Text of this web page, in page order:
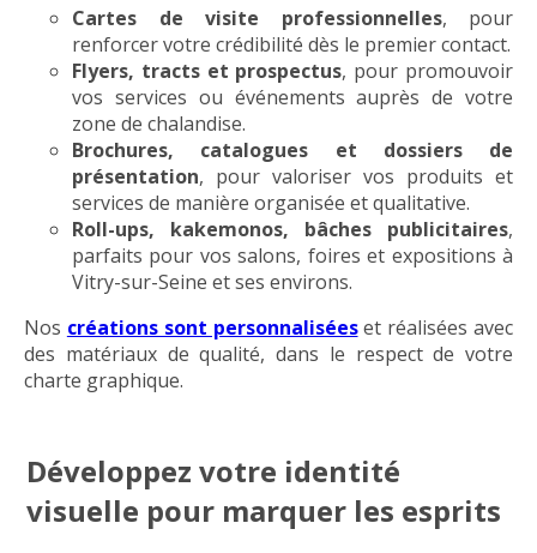
Cartes de visite professionnelles, pour
renforcer votre crédibilité dès le premier contact.
Flyers, tracts et prospectus, pour promouvoir
vos services ou événements auprès de votre
zone de chalandise.
Brochures, catalogues et dossiers de
présentation, pour valoriser vos produits et
services de manière organisée et qualitative.
Roll-ups, kakemonos, bâches publicitaires,
parfaits pour vos salons, foires et expositions à
Vitry-sur-Seine et ses environs.
Nos créations sont personnaliséeset réalisées avec
des matériaux de qualité, dans le respect de votre
charte graphique.
Développez votre identité
visuelle pour marquer les esprits